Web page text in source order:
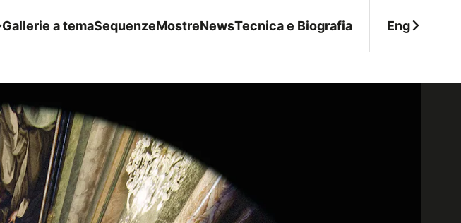
Gallerie a temaSequenzeMostreNewsTecnica e Biografia Eng